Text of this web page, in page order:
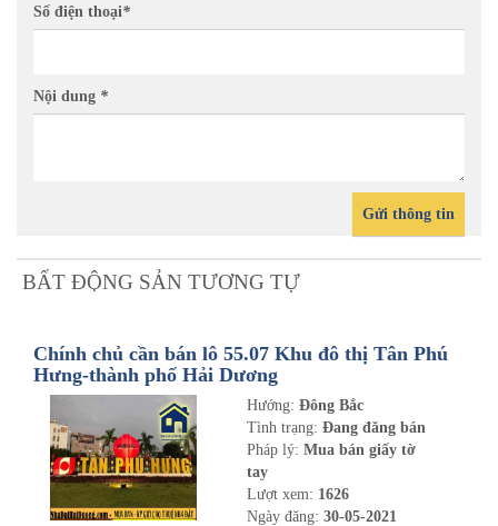
Số điện thoại*
Nội dung *
Gửi thông tin
BẤT ĐỘNG SẢN TƯƠNG TỰ
Chính chủ cần bán lô 55.07 Khu đô thị Tân Phú
Hưng-thành phố Hải Dương
Hướng: Đông Bắc
Tình trạng: Đang đăng bán
Pháp lý: Mua bán giấy tờ
tay
Lượt xem: 1626
Ngày đăng: 30-05-2021